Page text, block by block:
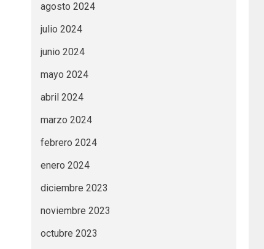
agosto 2024
julio 2024
junio 2024
mayo 2024
abril 2024
marzo 2024
febrero 2024
enero 2024
diciembre 2023
noviembre 2023
octubre 2023